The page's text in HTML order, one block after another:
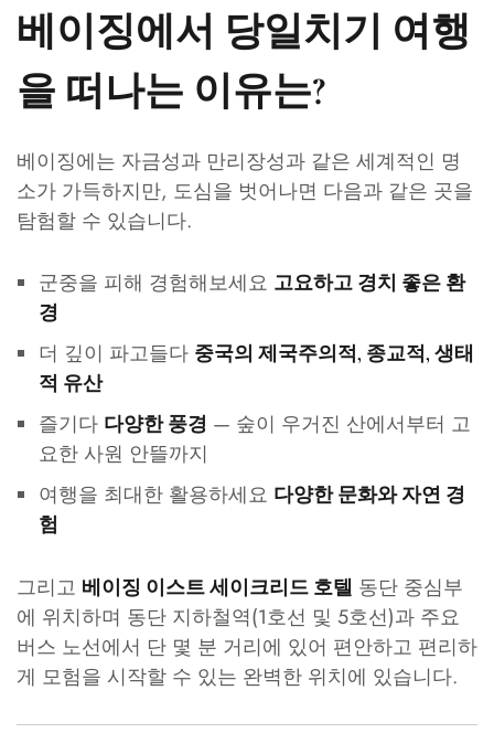
베이징에서 당일치기 여행
을 떠나는 이유는?
베이징에는 자금성과 만리장성과 같은 세계적인 명
소가 가득하지만, 도심을 벗어나면 다음과 같은 곳을
탐험할 수 있습니다.
군중을 피해 경험해보세요 고요하고 경치 좋은 환
경
더 깊이 파고들다 중국의 제국주의적, 종교적, 생태
적 유산
즐기다 다양한 풍경 — 숲이 우거진 산에서부터 고
요한 사원 안뜰까지
여행을 최대한 활용하세요 다양한 문화와 자연 경
험
그리고 베이징 이스트 세이크리드 호텔 동단 중심부
에 위치하며 동단 지하철역(1호선 및 5호선)과 주요
버스 노선에서 단 몇 분 거리에 있어 편안하고 편리하
게 모험을 시작할 수 있는 완벽한 위치에 있습니다.